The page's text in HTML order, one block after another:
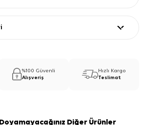
%100 Güvenli
Alışveriş
Hızlı Kargo
Teslimat
Diğer Ürünler